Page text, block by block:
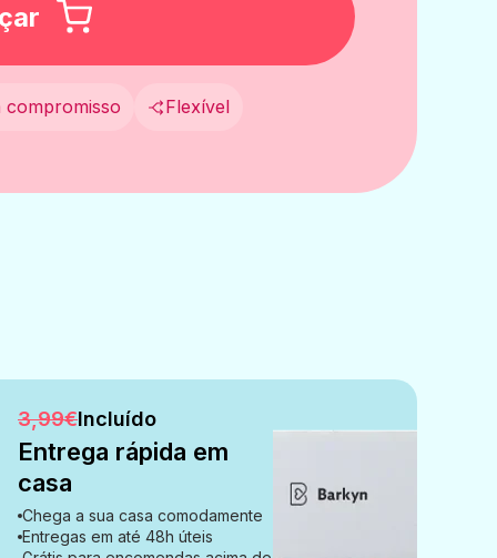
compromisso Flexível
3,99€Incluído
Entrega rápida em
casa
Chega a sua casa comodamente
Entregas em até 48h úteis